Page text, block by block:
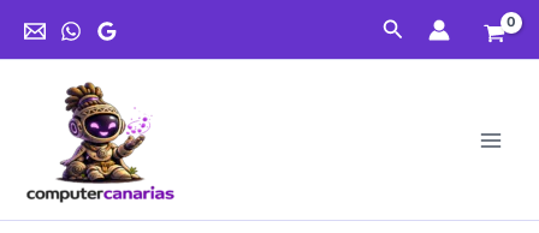
Buscar
C
3.0/M
Gbit/H
cantidad